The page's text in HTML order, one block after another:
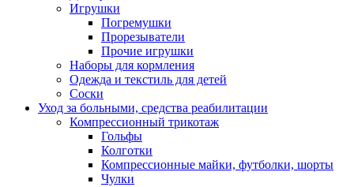
Игрушки
Погремушки
Прорезыватели
Прочие игрушки
Наборы для кормления
Одежда и текстиль для детей
Соски
Уход за больными, средства реабилитации
Компрессионный трикотаж
Гольфы
Колготки
Компрессионные майки, футболки, шорты
Чулки